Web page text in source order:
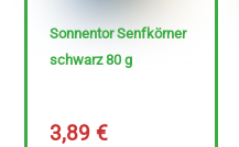
Sonnentor Senfkörner
schwarz 80 g
3,89€